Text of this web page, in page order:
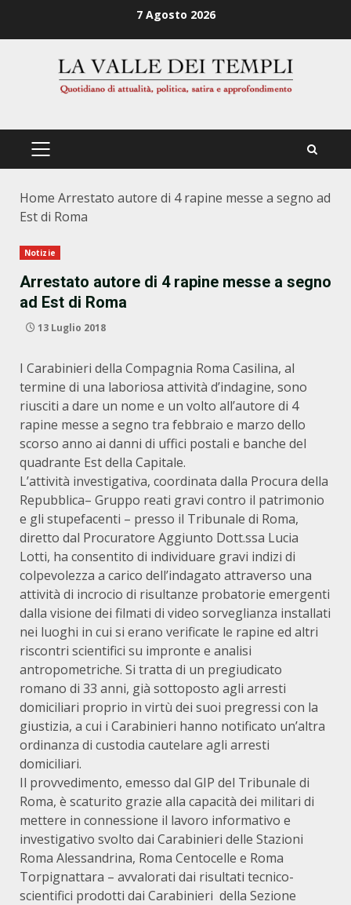
7 Agosto 2026
PRIMÄRES
Home Arrestato autore di 4 rapine messe a segno ad
Est di Roma
Notizie
Arrestato autore di 4 rapine messe a segno
ad Est di Roma
13 Luglio 2018
I Carabinieri della Compagnia Roma Casilina, al
termine di una laboriosa attività d’indagine, sono
riusciti a dare un nome e un volto all’autore di 4
rapine messe a segno tra febbraio e marzo dello
scorso anno ai danni di uffici postali e banche del
quadrante Est della Capitale.
L’attività investigativa, coordinata dalla Procura della
Repubblica– Gruppo reati gravi contro il patrimonio
e gli stupefacenti – presso il Tribunale di Roma,
diretto dal Procuratore Aggiunto Dott.ssa Lucia
Lotti, ha consentito di individuare gravi indizi di
colpevolezza a carico dell’indagato attraverso una
attività di incrocio di risultanze probatorie emergenti
dalla visione dei filmati di video sorveglianza installati
nei luoghi in cui si erano verificate le rapine ed altri
riscontri scientifici su impronte e analisi
antropometriche. Si tratta di un pregiudicato
romano di 33 anni, già sottoposto agli arresti
domiciliari proprio in virtù dei suoi pregressi con la
giustizia, a cui i Carabinieri hanno notificato un’altra
ordinanza di custodia cautelare agli arresti
domiciliari.
Il provvedimento, emesso dal GIP del Tribunale di
Roma, è scaturito grazie alla capacità dei militari di
mettere in connessione il lavoro informativo e
investigativo svolto dai Carabinieri delle Stazioni
Roma Alessandrina, Roma Centocelle e Roma
Torpignattara – avvalorati dai risultati tecnico-
scientifici prodotti dai Carabinieri della Sezione